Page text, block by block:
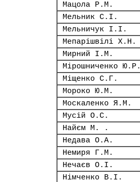
Мацола Р.М.
Мельник С.І.
Мельничук І.І.
Мепарішвілі Х.Н.
Мирний І.М.
Мірошниченко Ю.Р.
Міщенко С.Г.
Мороко Ю.М.
Москаленко Я.М.
Мусій О.С.
Найєм М. .
Недава О.А.
Немиря Г.М.
Нечаєв О.І.
Німченко В.І.